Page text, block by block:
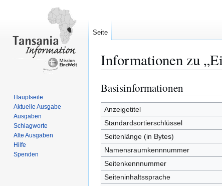
Informationen zu
Zur
Navigation
springen
Zur
Suche
springen
Basisinformationen
Anzeigetitel
Standardsortierschlüssel
Seitenlänge (in Bytes)
Namensraumkennnummer
Seitenkennnummer
Seiteninhaltssprache
Seite
Hauptseite
Aktuelle Ausgabe
Ausgaben
Schlagworte
Alte Ausgaben
Hilfe
Spenden